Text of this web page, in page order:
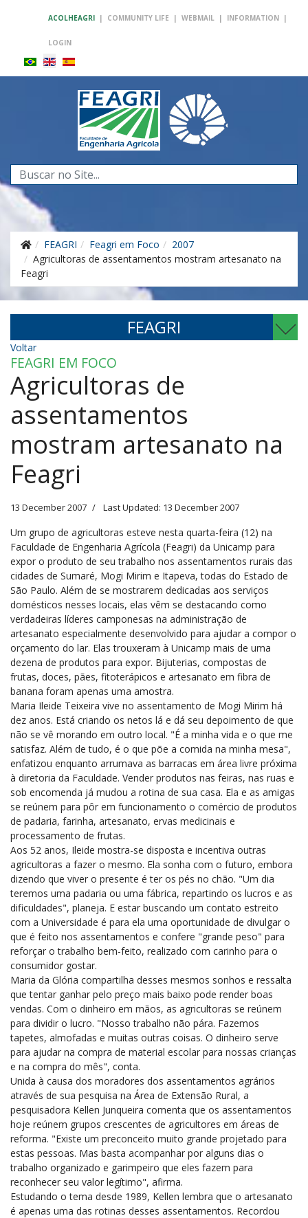
ACOLHEAGRI | COMMUNITY LIFE | WEBMAIL | INFORMATION |
LOGIN
Search
...
FEAGRI Feagri em Foco
2007
Agricultoras de assentamentos mostram artesanato na
Feagri
FEAGRI
Voltar
FEAGRI EM FOCO
Agricultoras de
assentamentos
mostram artesanato na
Feagri
13 December 2007 Last Updated: 13 December 2007
Um grupo de agricultoras esteve nesta quarta-feira (12) na
Faculdade de Engenharia Agrícola (Feagri) da Unicamp para
expor o produto de seu trabalho nos assentamentos rurais das
cidades de Sumaré, Mogi Mirim e Itapeva, todas do Estado de
São Paulo. Além de se mostrarem dedicadas aos serviços
domésticos nesses locais, elas vêm se destacando como
verdadeiras líderes camponesas na administração de
artesanato especialmente desenvolvido para ajudar a compor o
orçamento do lar. Elas trouxeram à Unicamp mais de uma
dezena de produtos para expor. Bijuterias, compostas de
frutas, doces, pães, fitoterápicos e artesanato em fibra de
banana foram apenas uma amostra.
Maria Ileide Teixeira vive no assentamento de Mogi Mirim há
dez anos. Está criando os netos lá e dá seu depoimento de que
não se vê morando em outro local. "É a minha vida e o que me
satisfaz. Além de tudo, é o que põe a comida na minha mesa",
enfatizou enquanto arrumava as barracas em área livre próxima
à diretoria da Faculdade. Vender produtos nas feiras, nas ruas e
sob encomenda já mudou a rotina de sua casa. Ela e as amigas
se reúnem para pôr em funcionamento o comércio de produtos
de padaria, farinha, artesanato, ervas medicinais e
processamento de frutas.
Aos 52 anos, Ileide mostra-se disposta e incentiva outras
agricultoras a fazer o mesmo. Ela sonha com o futuro, embora
dizendo que viver o presente é ter os pés no chão. "Um dia
teremos uma padaria ou uma fábrica, repartindo os lucros e as
dificuldades", planeja. E estar buscando um contato estreito
com a Universidade é para ela uma oportunidade de divulgar o
que é feito nos assentamentos e confere "grande peso" para
reforçar o trabalho bem-feito, realizado com carinho para o
consumidor gostar.
Maria da Glória compartilha desses mesmos sonhos e ressalta
que tentar ganhar pelo preço mais baixo pode render boas
vendas. Com o dinheiro em mãos, as agricultoras se reúnem
para dividir o lucro. "Nosso trabalho não pára. Fazemos
tapetes, almofadas e muitas outras coisas. O dinheiro serve
para ajudar na compra de material escolar para nossas crianças
e na compra do mês", conta.
Unida à causa dos moradores dos assentamentos agrários
através de sua pesquisa na Área de Extensão Rural, a
pesquisadora Kellen Junqueira comenta que os assentamentos
hoje reúnem grupos crescentes de agricultores em áreas de
reforma. "Existe um preconceito muito grande projetado para
estas pessoas. Mas basta acompanhar por alguns dias o
trabalho organizado e garimpeiro que eles fazem para
reconhecer seu valor legítimo", afirma.
Estudando o tema desde 1989, Kellen lembra que o artesanato
é apenas uma das rotinas desses assentamentos. Recordou